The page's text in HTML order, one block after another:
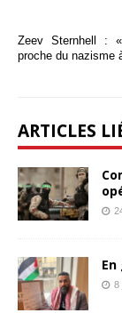
Zeev Sternhell :
proche du nazisme
ARTICLES
8